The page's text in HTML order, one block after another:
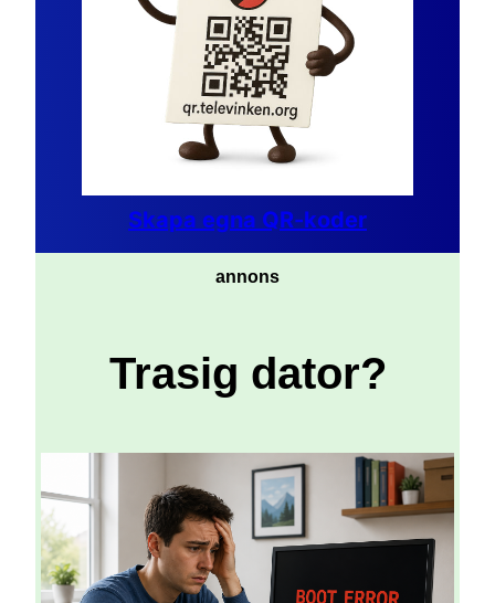
Skapa egna QR-koder
annons
Trasig dator?